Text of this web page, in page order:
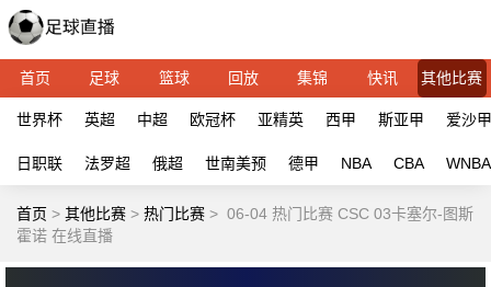
首页 足球 篮球 回放 集锦 快讯 其他比赛
世界杯 英超 中超 欧冠杯 亚精英 西甲 斯亚甲 爱沙甲
日职联 法罗超 俄超 世南美预 德甲 NBA CBA WNBA
首页 > 其他比赛 > 热门比赛 > 06-04 热门比赛 CSC 03卡塞尔-图斯
霍诺 在线直播